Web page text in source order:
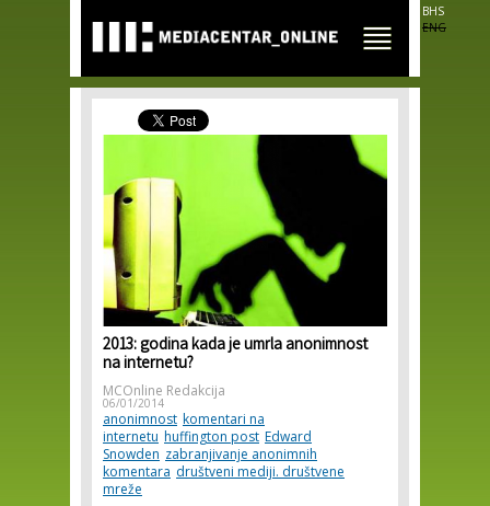
main
content
BHS
ENG
2013: godina kada je umrla anonimnost
na internetu?
MCOnline Redakcija
06/01/2014
anonimnost komentari na
internetu huffington post Edward
Snowden zabranjivanje anonimnih
komentara društveni mediji. društvene
mreže